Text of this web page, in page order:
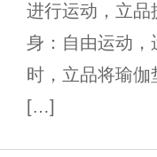
进行运动，立
身：自由运动，
时，立品将瑜伽
[…]